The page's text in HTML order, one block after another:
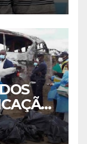
DA
SUL